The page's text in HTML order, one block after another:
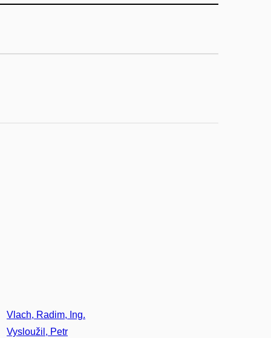
Vlach, Radim, Ing.
Vysloužil, Petr